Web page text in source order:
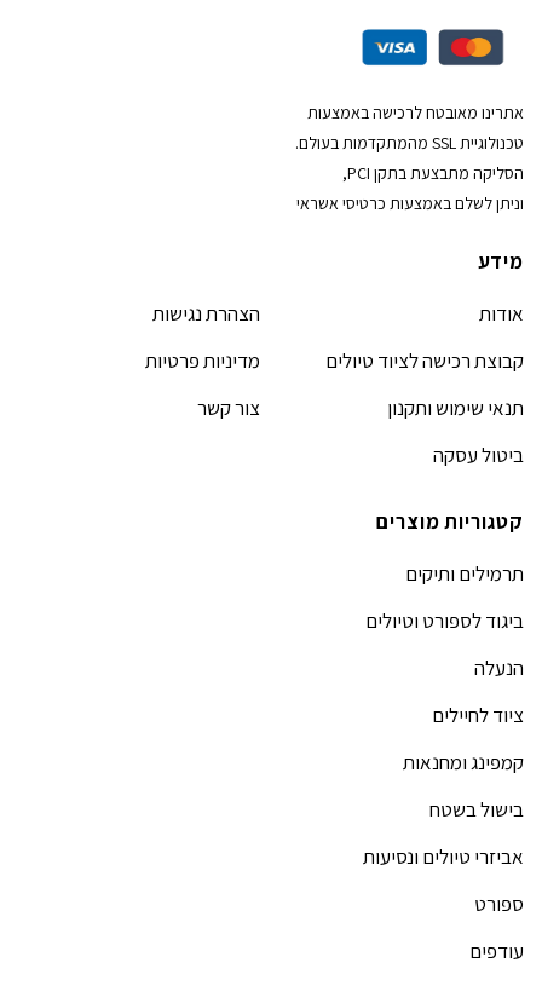
אתרינו מאובטח לרכישה באמצעות
טכנולוגיית SSL מהמתקדמות בעולם.
הסליקה מתבצעת בתקן PCI,
וניתן לשלם באמצעות כרטיסי אשראי
מידע
אודות
קבוצת רכישה לציוד טיולים
תנאי שימוש ותקנון
ביטול עסקה
הצהרת נגישות
מדיניות פרטיות
צור קשר
קטגוריות מוצרים
תרמילים ותיקים
ביגוד לספורט וטיולים
הנעלה
ציוד לחיילים
קמפינג ומחנאות
בישול בשטח
אביזרי טיולים ונסיעות
ספורט
עודפים